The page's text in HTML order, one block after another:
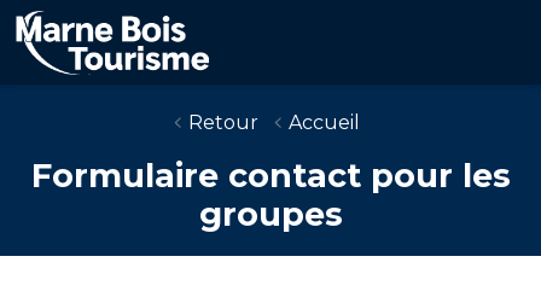
Aller
au
contenu
principal
Retour
Accueil
Formulaire contact pour les
groupes